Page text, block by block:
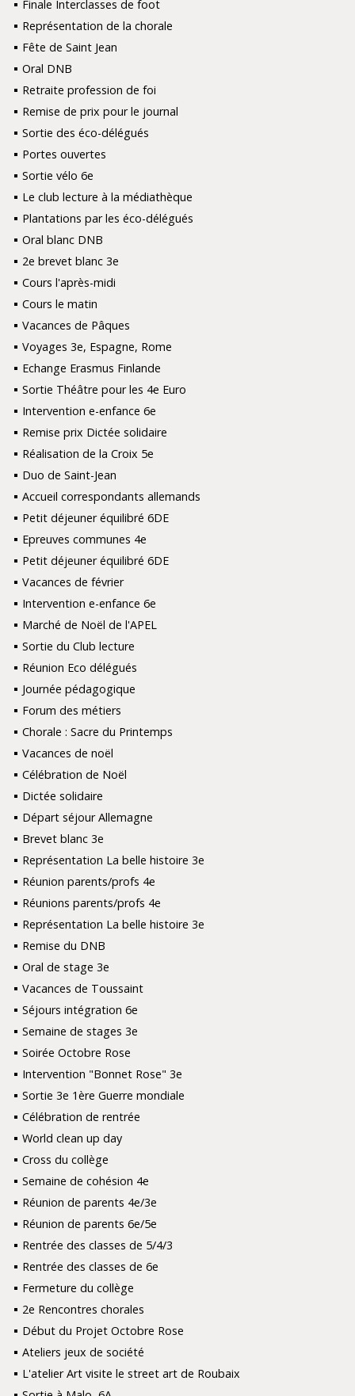
Finale Interclasses de foot
Représentation de la chorale
Fête de Saint Jean
Oral DNB
Retraite profession de foi
Remise de prix pour le journal
Sortie des éco-délégués
Portes ouvertes
Sortie vélo 6e
Le club lecture à la médiathèque
Plantations par les éco-délégués
Oral blanc DNB
2e brevet blanc 3e
Cours l'après-midi
Cours le matin
Vacances de Pâques
Voyages 3e, Espagne, Rome
Echange Erasmus Finlande
Sortie Théâtre pour les 4e Euro
Intervention e-enfance 6e
Remise prix Dictée solidaire
Réalisation de la Croix 5e
Duo de Saint-Jean
Accueil correspondants allemands
Petit déjeuner équilibré 6DE
Epreuves communes 4e
Petit déjeuner équilibré 6DE
Vacances de février
Intervention e-enfance 6e
Marché de Noël de l'APEL
Sortie du Club lecture
Réunion Eco délégués
Journée pédagogique
Forum des métiers
Chorale : Sacre du Printemps
Vacances de noël
Célébration de Noël
Dictée solidaire
Départ séjour Allemagne
Brevet blanc 3e
Représentation La belle histoire 3e
Réunion parents/profs 4e
Réunions parents/profs 4e
Représentation La belle histoire 3e
Remise du DNB
Oral de stage 3e
Vacances de Toussaint
Séjours intégration 6e
Semaine de stages 3e
Soirée Octobre Rose
Intervention "Bonnet Rose" 3e
Sortie 3e 1ère Guerre mondiale
Célébration de rentrée
World clean up day
Cross du collège
Semaine de cohésion 4e
Réunion de parents 4e/3e
Réunion de parents 6e/5e
Rentrée des classes de 5/4/3
Rentrée des classes de 6e
Fermeture du collège
2e Rencontres chorales
Début du Projet Octobre Rose
Ateliers jeux de société
L'atelier Art visite le street art de Roubaix